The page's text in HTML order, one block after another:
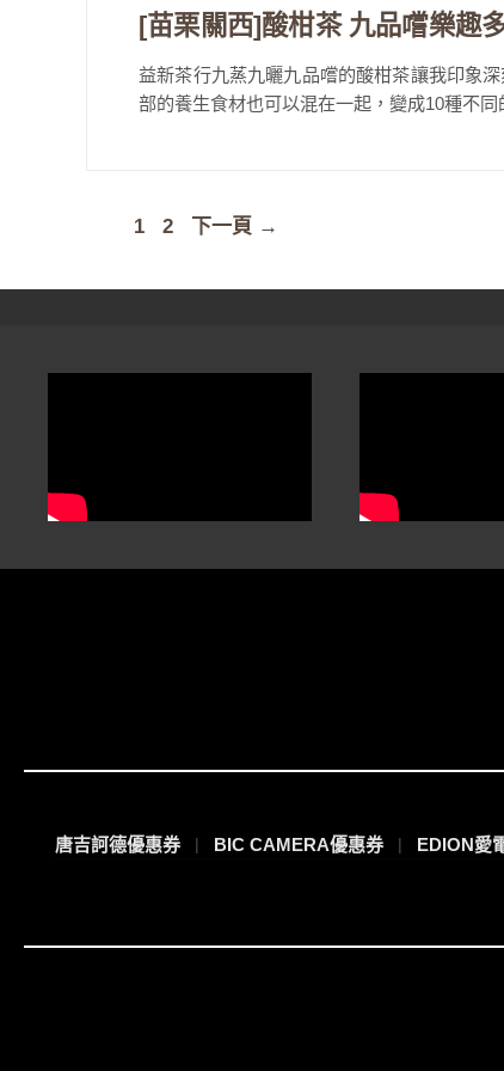
[苗栗關西]酸柑茶 九品嚐樂趣
益新茶行九蒸九曬九品嚐的酸柑茶讓我印象
部的養生食材也可以混在一起，變成10種不
頁
1
頁
2 下一頁 →
唐吉訶德優惠券 BIC CAMERA優惠券 EDION愛